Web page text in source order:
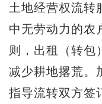
土地经营权流转
中无劳动力的农
则，出租（转包
减少耕地撂荒。
指导流转双方签